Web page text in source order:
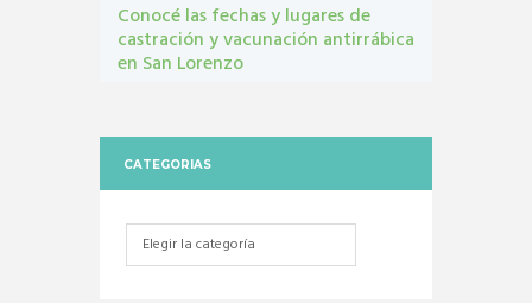
Conocé las fechas y lugares de
castración y vacunación antirrábica
en San Lorenzo
CATEGORIAS
Categorias